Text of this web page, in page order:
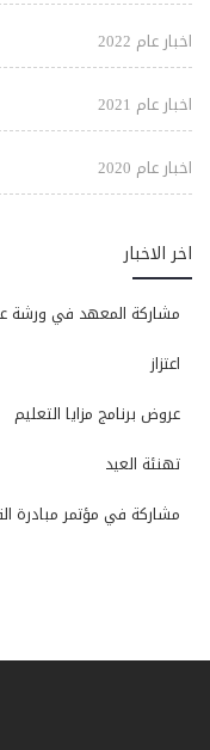
اخبار عام 2022
اخبار عام 2021
اخبار عام 2020
اخر الاخبار
مشاركة المعهد في ورشة
اعتزاز
عروض برنامج مزايا التعليم
تهنئة العيد
مشاركة في مؤتمر مبادرة